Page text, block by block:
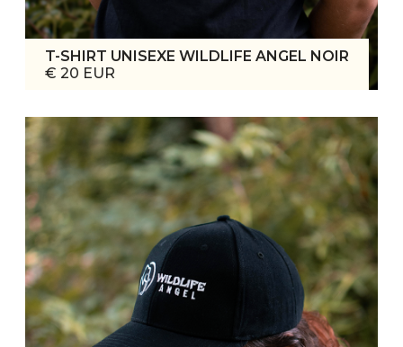
T-SHIRT UNISEXE WILDLIFE ANGEL NOIR
€ 20 EUR